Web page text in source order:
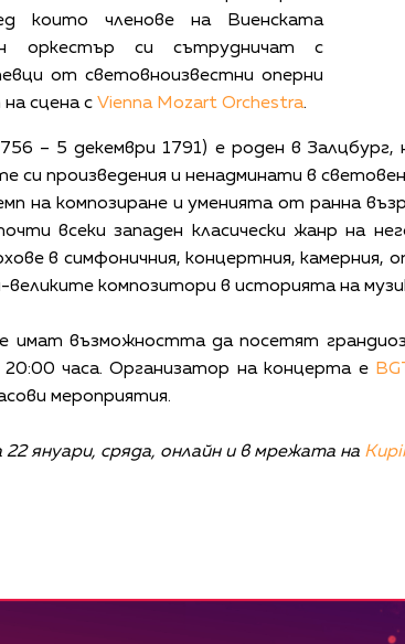
които членове на Виенската
оркестър си сътрудничат с
от световноизвестни оперни
сцена с Vienna Mozart Orchestra.
– 5 декември 1791) е роден в Залцбург,
си произведения и ненадминати в
на композиране и уменията от ранна
всеки западен класически жанр на
в симфоничния, концертния, камерния,
композитори в историята на
имат възможността да посетят
часа. Организатор на концерта е
мероприятия.
януари, сряда, онлайн и в мрежата на